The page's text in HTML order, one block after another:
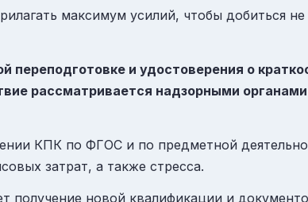
максимум усилий, чтобы добиться
переподготовке и удостоверения о
рассматривается надзорными
КПК по ФГОС и по предметной
затрат, а также стресса.
получение новой квалификации и